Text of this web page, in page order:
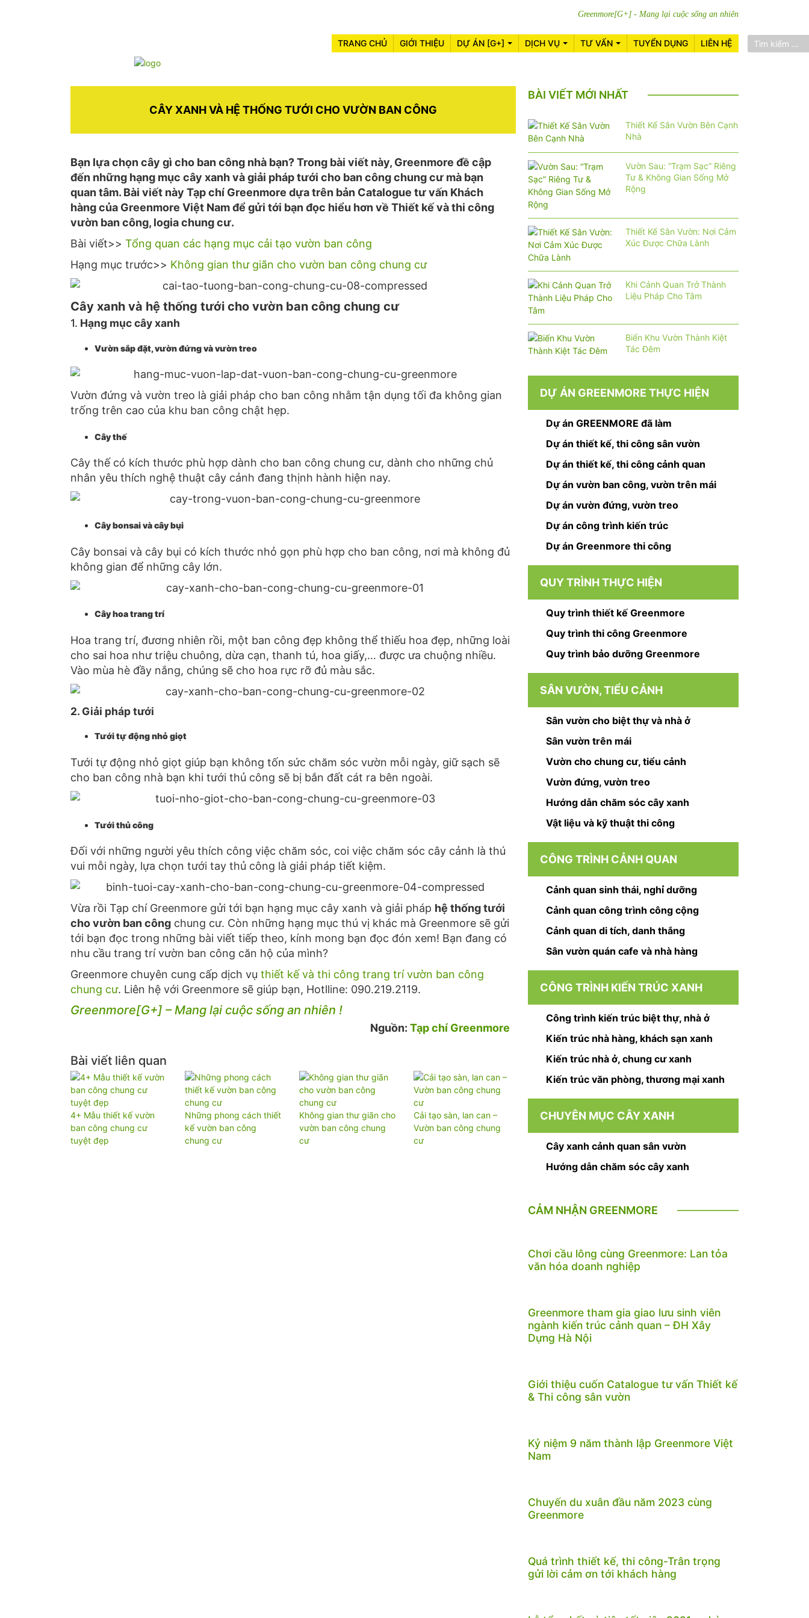
Greenmore[G+] - Mang lại cuộc sống an nhiên
TRANG CHỦ GIỚI THIỆU DỰ ÁN [G+] DỊCH VỤ TƯ VẤN TUYỂN DỤNG LIÊN HỆ
CÂY XANH VÀ HỆ THỐNG TƯỚI CHO VƯỜN BAN CÔNG
Bạn lựa chọn cây gì cho ban công nhà bạn? Trong bài viết này, Greenmore đề cập
đến những hạng mục cây xanh và giải pháp tưới cho ban công chung cư mà bạn
quan tâm. Bài viết này Tạp chí Greenmore dựa trên bản Catalogue tư vấn Khách
hàng của Greenmore Việt Nam để gửi tới bạn đọc hiểu hơn về Thiết kế và thi công
vườn ban công, logia chung cư.
Bài viết>> Tổng quan các hạng mục cải tạo vườn ban công
Hạng mục trước>> Không gian thư giãn cho vườn ban công chung cư
Cây xanh và hệ thống tưới cho vườn ban công chung cư
1. Hạng mục cây xanh
Vườn sắp đặt, vườn đứng và vườn treo
Vườn đứng và vườn treo là giải pháp cho ban công nhằm tận dụng tối đa không gian
trống trên cao của khu ban công chật hẹp.
Cây thế
Cây thế có kích thước phù hợp dành cho ban công chung cư, dành cho những chủ
nhân yêu thích nghệ thuật cây cảnh đang thịnh hành hiện nay.
Cây bonsai và cây bụi
Cây bonsai và cây bụi có kích thước nhỏ gọn phù hợp cho ban công, nơi mà không đủ
không gian để những cây lớn.
Cây hoa trang trí
Hoa trang trí, đương nhiên rồi, một ban công đẹp không thể thiếu hoa đẹp, những loài
cho sai hoa như triệu chuông, dừa cạn, thanh tú, hoa giấy,… được ưa chuộng nhiều.
Vào mùa hè đầy nắng, chúng sẽ cho hoa rực rỡ đủ màu sắc.
2. Giải pháp tưới
Tưới tự động nhỏ giọt
Tưới tự động nhỏ giọt giúp bạn không tốn sức chăm sóc vườn mỗi ngày, giữ sạch sẽ
cho ban công nhà bạn khi tưới thủ công sẽ bị bắn đất cát ra bên ngoài.
Tưới thủ công
Đối với những người yêu thích công việc chăm sóc, coi việc chăm sóc cây cảnh là thú
vui mỗi ngày, lựa chọn tưới tay thủ công là giải pháp tiết kiệm.
Vừa rồi Tạp chí Greenmore gửi tới bạn hạng mục cây xanh và giải pháp hệ thống tưới
cho vườn ban công chung cư. Còn những hạng mục thú vị khác mà Greenmore sẽ gửi
tới bạn đọc trong những bài viết tiếp theo, kính mong bạn đọc đón xem! Bạn đang có
nhu cầu trang trí vườn ban công căn hộ của mình?
Greenmore chuyên cung cấp dịch vụ thiết kế và thi công trang trí vườn ban công
chung cư. Liên hệ với Greenmore sẽ giúp bạn, Hotlline: 090.219.2119.
Greenmore[G+] – Mang lại cuộc sống an nhiên !
Nguồn: Tạp chí Greenmore
Bài viết liên quan
4+ Mẫu thiết kế vườn
ban công chung cư
tuyệt đẹp
Những phong cách thiết
kế vườn ban công
chung cư
Không gian thư giãn cho
vườn ban công chung
cư
Cải tạo sàn, lan can –
Vườn ban công chung
cư
BÀI VIẾT MỚI NHẤT
Thiết Kế Sân Vườn Bên Cạnh
Nhà
Vườn Sau: “Trạm Sạc” Riêng
Tư & Không Gian Sống Mở
Rộng
Thiết Kế Sân Vườn: Nơi Cảm
Xúc Được Chữa Lành
Khi Cảnh Quan Trở Thành
Liệu Pháp Cho Tâm
Biến Khu Vườn Thành Kiệt
Tác Đêm
DỰ ÁN GREENMORE THỰC HIỆN
Dự án GREENMORE đã làm
Dự án thiết kế, thi công sân vườn
Dự án thiết kế, thi công cảnh quan
Dự án vườn ban công, vườn trên mái
Dự án vườn đứng, vườn treo
Dự án công trình kiến trúc
Dự án Greenmore thi công
QUY TRÌNH THỰC HIỆN
Quy trình thiết kế Greenmore
Quy trình thi công Greenmore
Quy trình bảo dưỡng Greenmore
SÂN VƯỜN, TIỂU CẢNH
Sân vườn cho biệt thự và nhà ở
Sân vườn trên mái
Vườn cho chung cư, tiểu cảnh
Vườn đứng, vườn treo
Hướng dẫn chăm sóc cây xanh
Vật liệu và kỹ thuật thi công
CÔNG TRÌNH CẢNH QUAN
Cảnh quan sinh thái, nghỉ dưỡng
Cảnh quan công trình công cộng
Cảnh quan di tích, danh thắng
Sân vườn quán cafe và nhà hàng
CÔNG TRÌNH KIẾN TRÚC XANH
Công trình kiến trúc biệt thự, nhà ở
Kiến trúc nhà hàng, khách sạn xanh
Kiến trúc nhà ở, chung cư xanh
Kiến trúc văn phòng, thương mại xanh
CHUYÊN MỤC CÂY XANH
Cây xanh cảnh quan sân vườn
Hướng dẫn chăm sóc cây xanh
CẢM NHẬN GREENMORE
Chơi cầu lông cùng Greenmore: Lan tỏa
văn hóa doanh nghiệp
Greenmore tham gia giao lưu sinh viên
ngành kiến trúc cảnh quan – ĐH Xây
Dựng Hà Nội
Giới thiệu cuốn Catalogue tư vấn Thiết kế
& Thi công sân vườn
Kỷ niệm 9 năm thành lập Greenmore Việt
Nam
Chuyến du xuân đầu năm 2023 cùng
Greenmore
Quá trình thiết kế, thi công-Trân trọng
gửi lời cảm ơn tới khách hàng